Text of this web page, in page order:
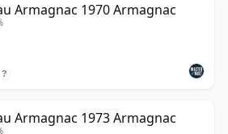
Armagnac 1970 Armagnac
?
Armagnac 1973 Armagnac